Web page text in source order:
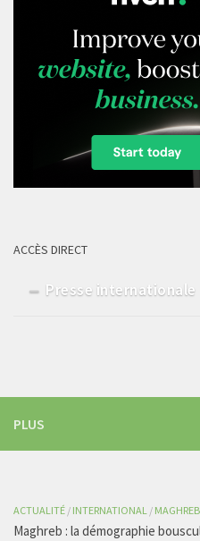
ACCÈS DIRECT
Presse internationale
PLUS
ACTUALITÉ / INTERNATIONAL /
Maghreb : la démographie